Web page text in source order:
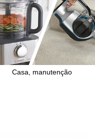
à
gauche
à
droite
Casa, manutenção